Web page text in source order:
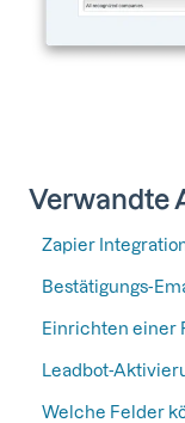
Verwandte
Zapier
Bestätigungs-
Einrichten einer
Leadbot-
Welche Felder